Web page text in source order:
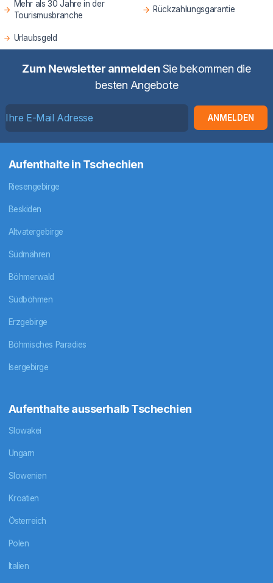
Mehr als 30 Jahre in der
Tourismusbranche
Rückzahlungsgarantie
Urlaubsgeld
Zum Newsletter anmelden Sie bekommen die
besten Angebote
ANMELDEN
Aufenthalte in Tschechien
Riesengebirge
Beskiden
Altvatergebirge
Südmähren
Böhmerwald
Südböhmen
Erzgebirge
Böhmisches Paradies
Isergebirge
Aufenthalte ausserhalb Tschechien
Slowakei
Ungarn
Slowenien
Kroatien
Österreich
Polen
Italien